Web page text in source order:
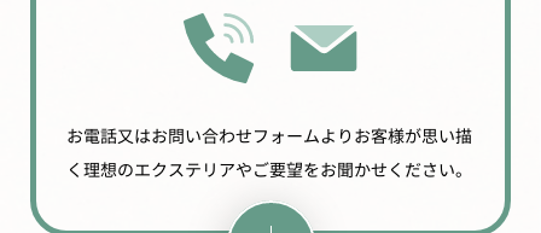
お電話又はお問い合わせフォームよりお客様が思い描
く理想のエクステリアやご要望をお聞かせください。